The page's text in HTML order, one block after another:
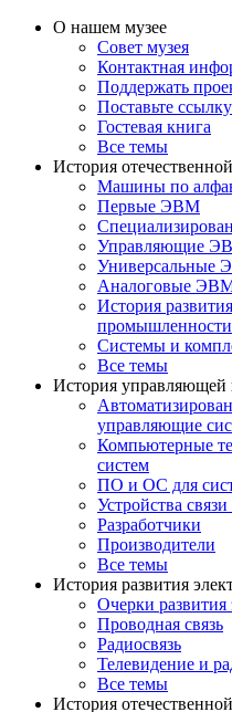
О нашем музее
Совет музея
Контактная
Поддержать
Поставьте ссылку
Гостевая книга
Все темы
История
Машины по
Первые ЭВМ
Управляющие
Универсальные
Аналоговые
История
промышленности
Системы и
Все темы
История управляющей
управляющие
Компьютерные
систем
ПО и ОС для
Устройства
Разработчики
Производители
Все темы
История развития
Очерки развития
Проводная связь
Радиосвязь
Телевидение и
Все темы
История